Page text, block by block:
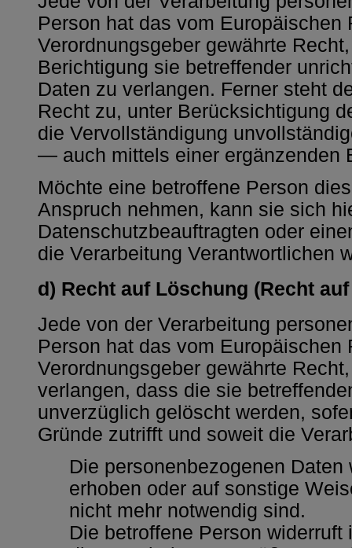
Person hat das vom Europäischen
Verordnungsgeber gewährte
Berichtigung sie betreffender
Daten zu verlangen. Ferner steht
Recht zu, unter Berücksichtigung
die Vervollständigung
— auch mittels einer ergänzenden
Möchte eine betroffene Person
Anspruch nehmen, kann sie sich
Datenschutzbeauftragten oder
die Verarbeitung Verantwortlichen
d) Recht auf Löschung (Recht
Jede von der Verarbeitung
Person hat das vom Europäischen
Verordnungsgeber gewährte
verlangen, dass die sie
unverzüglich gelöscht werden,
Gründe zutrifft und soweit die
Die personenbezogenen
erhoben oder auf sonstige
nicht mehr notwendig sind.
Die betroffene Person